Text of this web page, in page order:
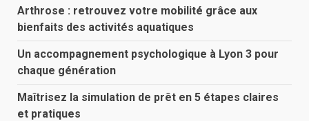
Arthrose : retrouvez votre mobilité grâce aux
bienfaits des activités aquatiques
Un accompagnement psychologique à Lyon 3 pour
chaque génération
Maîtrisez la simulation de prêt en 5 étapes claires
et pratiques